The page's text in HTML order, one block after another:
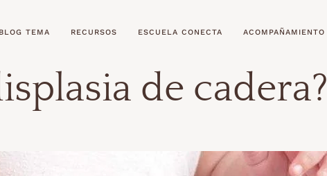
BLOG TEMA RECURSOS ESCUELA CONECTA ACOMPAÑAMIENTO
de cadera?